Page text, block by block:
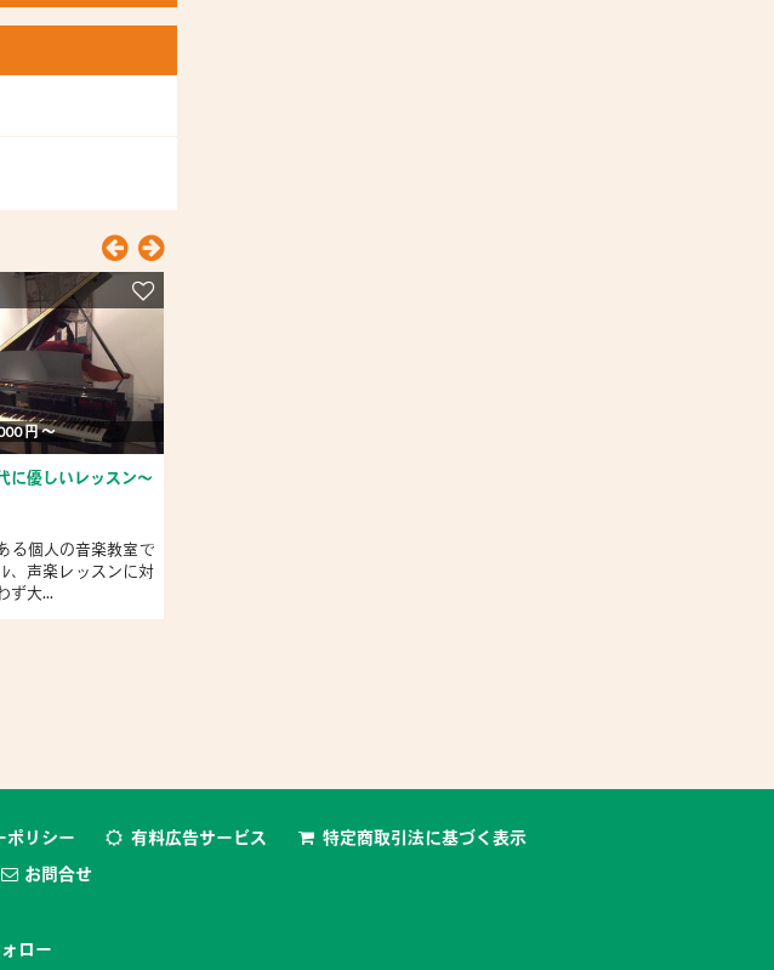
円 〜
に優しいレッスン～
る個人の音楽教室で
、声楽レッスンに対
ず大...
ポリシー 有料広告サービス
特定商取引法に基づく表示
お問合せ
ロー